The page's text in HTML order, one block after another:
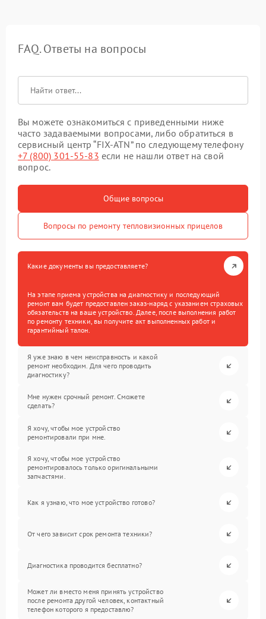
FAQ. Ответы на вопросы
Вы можете ознакомиться с приведенными ниже
часто задаваемыми вопросами, либо обратиться в
сервисный центр “FIX-ATN” по следующему телефону
+7 (800) 301-55-83 если не нашли ответ на свой
вопрос.
Общие вопросы
Вопросы по ремонту тепловизионных прицелов
Какие документы вы предоставляете?
На этапе приема устройства на диагностику и последующий
ремонт вам будет предоставлен заказ-наряд с указанием страховых
обязательств на ваше устройство. Далее, после выполнения работ
по ремонту техники, вы получите акт выполненных работ и
гарантийный талон.
Я уже знаю в чем неисправность и какой
ремонт необходим. Для чего проводить
диагностику?
Мне нужен срочный ремонт. Сможете
сделать?
Я хочу, чтобы мое устройство
ремонтировали при мне.
Я хочу, чтобы мое устройство
ремонтировалось только оригинальными
запчастями.
Как я узнаю, что мое устройство готово?
От чего зависит срок ремонта техники?
Диагностика проводится бесплатно?
Может ли вместо меня принять устройство
после ремонта другой человек, контактный
телефон которого я предоставлю?